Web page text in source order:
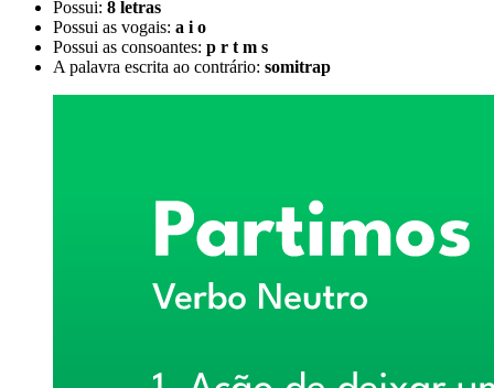
Possui: 8 letras
Possui as vogais: a i o
Possui as consoantes: p r t m s
A palavra escrita ao contrário: somitrap